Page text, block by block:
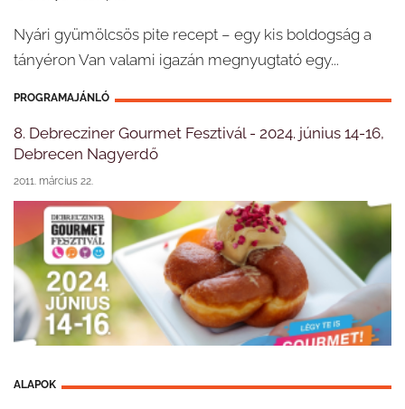
Nyári gyümölcsös pite recept – egy kis boldogság a
tányéron Van valami igazán megnyugtató egy...
PROGRAMAJÁNLÓ
8. Debrecziner Gourmet Fesztivál - 2024. június 14-16,
Debrecen Nagyerdő
2011. március 22.
ALAPOK